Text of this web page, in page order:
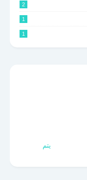
2
1
1
‏يتم